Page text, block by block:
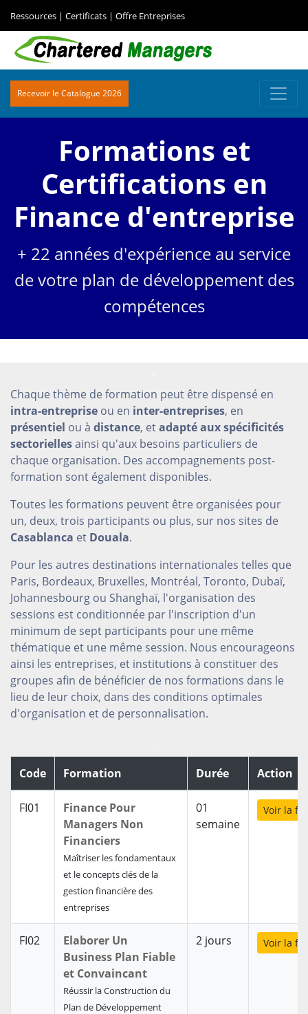
Ressources | Certificats | Offre Entreprises
Recevoir le Catalogue 2026
Formations et
Certifications en
Finance d'entreprise
+ 22 années d'expérience au service
de votre plan de développement des
compétences
Chaque thème de formation peut être dispensé en
intra-entreprise ou en inter-entreprises, en
présentiel ou à distance, etadapté aux spécificités
sectoriellesainsi qu'aux besoins particuliers de
chaque organisation. Des accompagnements post-
formation sont également disponibles.
Toutes les formations peuvent être organisées pour
un, deux, trois participants ou plus, sur nos sites de
Casablanca et Douala.
Pour les autres destinations internationales telles que
Paris, Bordeaux, Bruxelles, Montréal, Toronto, Dubaï,
Johannesbourg ou Shanghaï, l'organisation des
sessions est conditionnée par l'inscription d'un
minimum de sept participants pour une même
thématique et une même session. Nous encourageons
ainsi les entreprises, et institutions à constituer des
groupes afin de bénéficier de nos formations dans le
lieu de leur choix, dans des conditions optimales
d'organisation et de personnalisation.
Code Formation Durée Action
FI01
Finance Pour
Managers Non
Financiers
Maîtriser les fondamentaux
et le concepts clés de la
gestion financière des
entreprises
01
semaine
Voir la
FI02
Elaborer Un
Business Plan Fiable
et Convaincant
Réussir la Construction du
Plan de Développement
2 jours Voir la